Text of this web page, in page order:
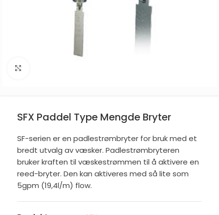
SFX Paddel Type Mengde Bryter
SF-serien er en padlestrømbryter for bruk med et
bredt utvalg av væsker. Padlestrømbryteren
bruker kraften til væskestrømmen til å aktivere en
reed-bryter. Den kan aktiveres med så lite som
5gpm (19,4l/m) flow.